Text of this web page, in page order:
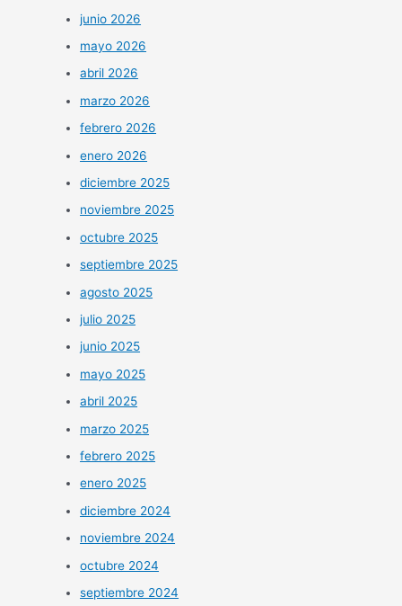
junio 2026
mayo 2026
abril 2026
marzo 2026
febrero 2026
enero 2026
diciembre 2025
noviembre 2025
octubre 2025
septiembre 2025
agosto 2025
julio 2025
junio 2025
mayo 2025
abril 2025
marzo 2025
febrero 2025
enero 2025
diciembre 2024
noviembre 2024
octubre 2024
septiembre 2024